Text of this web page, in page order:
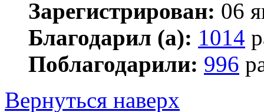
Зарегистрирован: 06
Благодарил (а): 1014
Поблагодарили: 996
Вернуться наверх